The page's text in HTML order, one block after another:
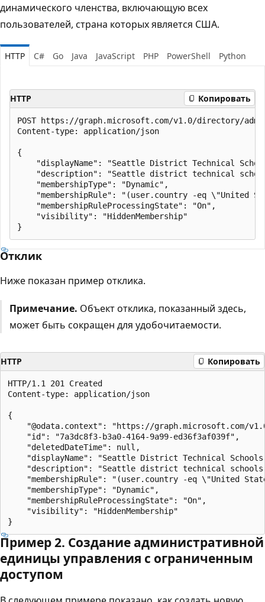
динамического членства, включающую всех
пользователей, страна которых является США.
HTTP C# Go Java JavaScript PHP PowerShell Python
HTTP Копировать
POST https://graph.microsoft.com/v1.0/directory/
Content-type: application/json
{
"displayName": "Seattle District Technical
"description": "Seattle district technical
    "membershipType": "Dynamic",
"membershipRule": "(user.country -eq \"United
    "membershipRuleProcessingState": "On",
    "visibility": "HiddenMembership"
Отклик
Ниже показан пример отклика.
Примечание. Объект отклика, показанный здесь,
может быть сокращен для удобочитаемости.
HTTP Копировать
HTTP/1.1 201 Created
Content-type: application/json
{
"@odata.context": "https://graph.microsoft.com/
    "id": "7a3dc8f3-b3a0-4164-9a99-ed36f3af039f",
    "deletedDateTime": null,
"displayName": "Seattle District Technical
"description": "Seattle district technical
"membershipRule": "(user.country -eq \"United
    "membershipType": "Dynamic",
    "membershipRuleProcessingState": "On",
    "visibility": "HiddenMembership"
Пример 2. Создание административной
единицы управления с ограниченным
доступом